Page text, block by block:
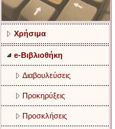
Χρήσιμα
e-Βιβλιοθήκη
Διαβουλεύσεις
Προκηρύξεις
Προσκλήσεις